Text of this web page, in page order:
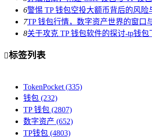
6警惕 TP 钱包空投大额币背后的风
7TP 钱包行情，数字资产世界的窗口
8关于攻克 TP 钱包软件的探讨-tp钱包
标签列表
TokenPocket (335)
钱包 (232)
TP 钱包 (2807)
数字资产 (652)
TP钱包 (4803)